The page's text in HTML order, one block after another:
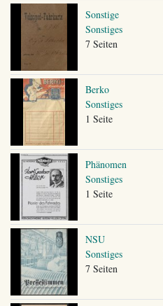
Sonstige
Sonstiges
7 Seiten
Berko
Sonstiges
1 Seite
Phänomen
Sonstiges
1 Seite
NSU
Sonstiges
7 Seiten